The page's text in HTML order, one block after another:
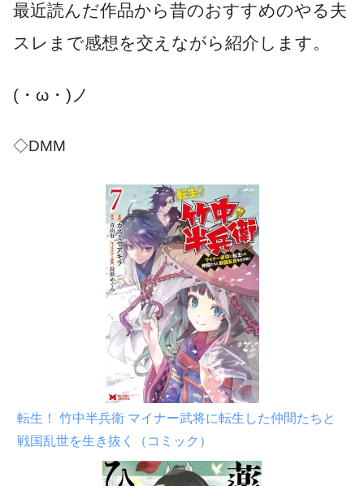
最近読んだ作品から昔のおすすめのやる夫
スレまで感想を交えながら紹介します。
(・ω・)ノ
◇DMM
転生！ 竹中半兵衛 マイナー武将に転生した仲間たちと
戦国乱世を生き抜く（コミック）